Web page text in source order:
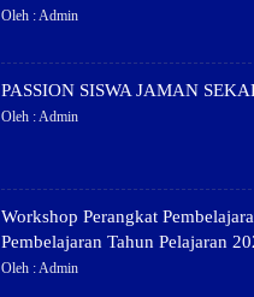
Oleh : Admin
PASSION SISWA JAMAN
Oleh : Admin
Workshop Perangkat
Pembelajaran Tahun Pelajaran
Oleh : Admin